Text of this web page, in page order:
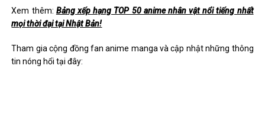
Xem thêm: Bảng xếp hạng TOP 50 anime nhân vật nổi tiếng nhất
mọi thời đại tại Nhật Bản!
Tham gia cộng đồng fan anime manga và cập nhật những thông
tin nóng hổi tại đây: